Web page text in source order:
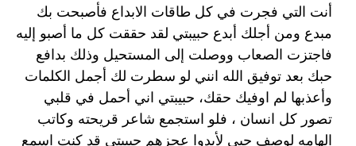
أنت التي فجرت في كل طاقات الابداع فأصبحت بك
مبدع ومن أجلك أبدع حبيبتي لقد حققت كل ما أصبو إليه
فاجتزت الصعاب ووصلت إلى المستحيل وذلك بدافع
حبك بعد توفيق الله انني لو سطرت لك أجمل الكلمات
وأعذبها لم اوفيك حقك، حبيبتي اني أحمل في قلبي
تصور كل انسان ، فلو استجمع شاعر قريحته وكاتب
الهامه لوصف حبي لأبدوا عجزهم حبيبتي قد كنت اسمع